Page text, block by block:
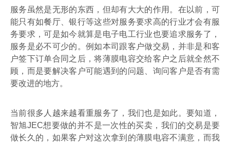
["wechat","weibo","qzone","douban","email"]
服务虽然是无形的东西，但却有大大的作用。在以前，可
能只有如餐厅、银行等这些对服务要求高的行业才会有服
务要求，可是如今就算是电子电工行业也要追求服务了，
服务是必不可少的。例如本司跟客户做交易，并非是和客
户签下订单合同之后，将薄膜电容交给客户之后就全然不
顾，而是要解决客户可能遇到的问题、询问客户是否有需
要改进的地方。
当前很多人越来越看重服务了，我们也是如此。要知道，
智旭JEC想要做的并不是一次性的买卖，我们的交易是要
做长久的，如果客户对这次拿到的薄膜电容不满意，而我